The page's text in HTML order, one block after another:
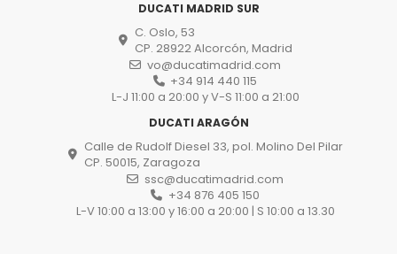
DUCATI MADRID SUR
C. Oslo, 53
CP. 28922 Alcorcón, Madrid
vo@ducatimadrid.com
+34 914 440 115
L-J 11:00 a 20:00 y V-S 11:00 a 21:00
DUCATI ARAGÓN
Calle de Rudolf Diesel 33, pol. Molino Del Pilar
CP. 50015, Zaragoza
ssc@ducatimadrid.com
+34 876 405 150
L-V 10:00 a 13:00 y 16:00 a 20:00 | S 10:00 a 13.30